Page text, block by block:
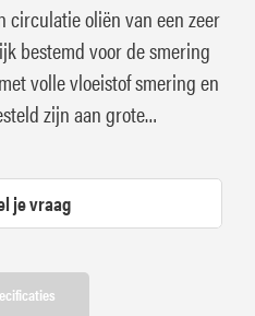
circulatie oliën van een zeer
bestemd voor de smering
volle vloeistof smering en
zijn aan grote
je vraag